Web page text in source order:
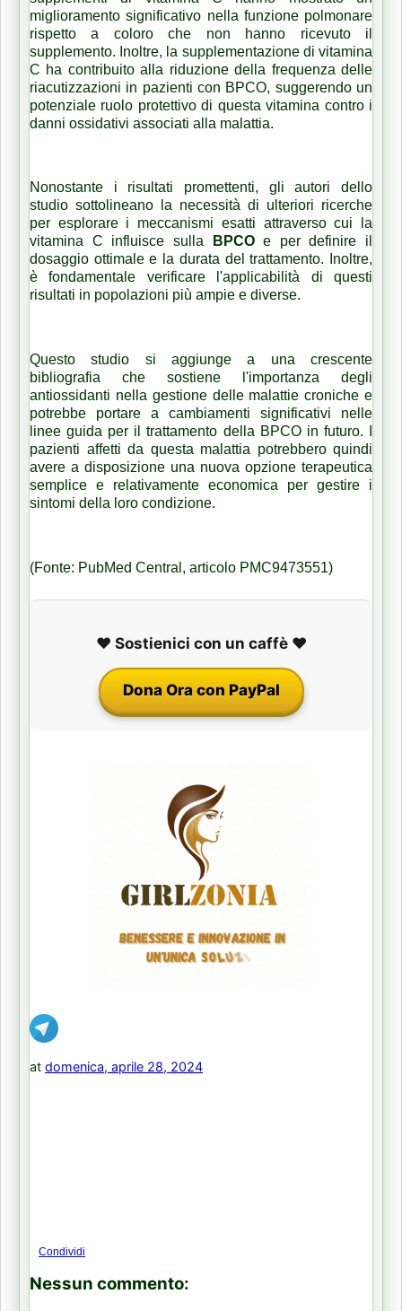
miglioramento significativo nella funzione polmonare
rispetto a coloro che non hanno ricevuto il
supplemento. Inoltre, la supplementazione di vitamina
C ha contribuito alla riduzione della frequenza delle
riacutizzazioni in pazienti con BPCO, suggerendo un
potenziale ruolo protettivo di questa vitamina contro i
danni ossidativi associati alla malattia.
Nonostante i risultati promettenti, gli autori dello
studio sottolineano la necessità di ulteriori ricerche
per esplorare i meccanismi esatti attraverso cui la
vitamina C influisce sulla
BPCOe per definire il
dosaggio ottimale e la durata del trattamento. Inoltre,
è fondamentale verificare l'applicabilità di questi
risultati in popolazioni più ampie e diverse.
Questo studio si aggiunge a una crescente
bibliografia che sostiene l'importanza degli
antiossidanti nella gestione delle malattie croniche e
potrebbe portare a cambiamenti significativi nelle
linee guida per il trattamento della BPCO in futuro. I
pazienti affetti da questa malattia potrebbero quindi
avere a disposizione una nuova opzione terapeutica
semplice e relativamente economica per gestire i
sintomi della loro condizione.
(Fonte: PubMed Central, articolo PMC9473551)
❤️ Sostienici con un caffè ❤️
Dona Ora con PayPal
at domenica, aprile 28, 2024
Condividi
Nessun commento: